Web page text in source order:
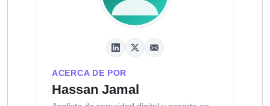
ACERCA DE POR
Hassan Jamal